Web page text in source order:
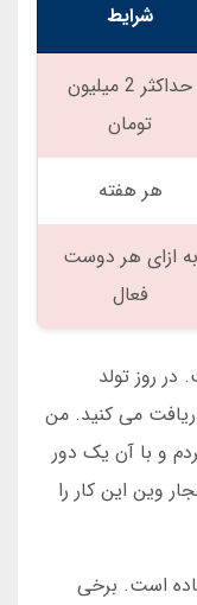
شرایط
حداکثر 2 میلیون
تومان
هر هفته
به ازای هر دوست
فعال
روز تولد
تومانی دریافت می کنید. من
و با آن یک دور
وین این کار را
است. برخی